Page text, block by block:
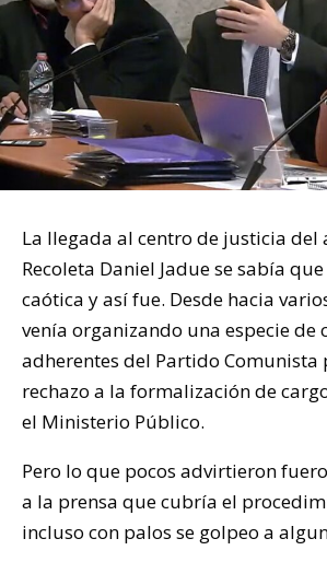
La llegada al centro de justicia del
Recoleta Daniel Jadue se sabía
caótica y así fue. Desde hacia
venía organizando una especie de
adherentes del Partido Comunista
rechazo a la formalización de
el Ministerio Público.
Pero lo que pocos advirtieron
a la prensa que cubría el
incluso con palos se golpeo a